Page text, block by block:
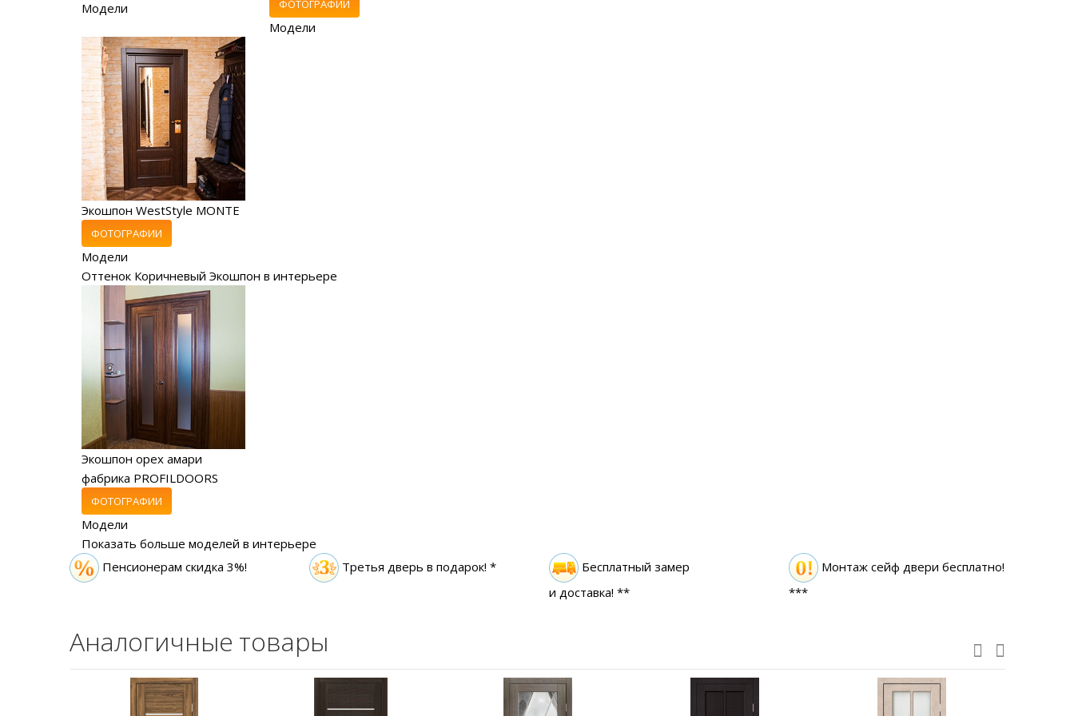
Модели ФОТОГРАФИИ
Модели
Экошпон WestStyle MONTE
ФОТОГРАФИИ
Модели
Оттенок Коричневый Экошпон в интерьере
Экошпон орех амари
фабрика PROFILDOORS
ФОТОГРАФИИ
Модели
Показать больше моделей в интерьере
Пенсионерам скидка 3%!
Третья дверь в подарок! *
Бесплатный замер
и доставка! **
Монтаж сейф двери бесплатно!
***
Аналогичные товары